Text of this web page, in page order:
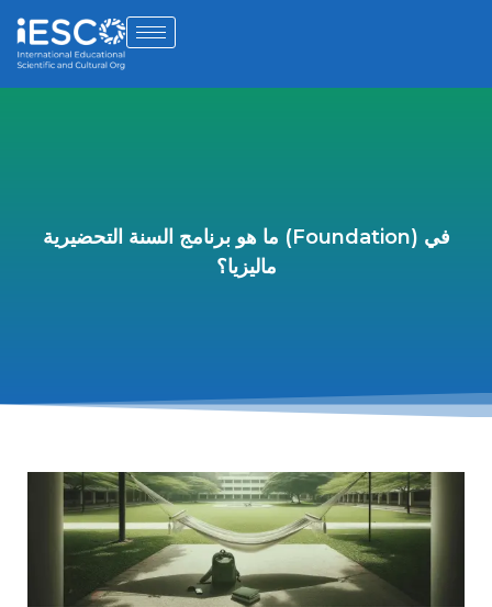
ما هو برنامج السنة التحضيرية (Foundation) في
ماليزيا؟